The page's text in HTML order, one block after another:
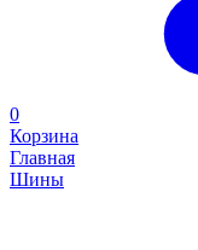
0
Корзина
Главная
Шины